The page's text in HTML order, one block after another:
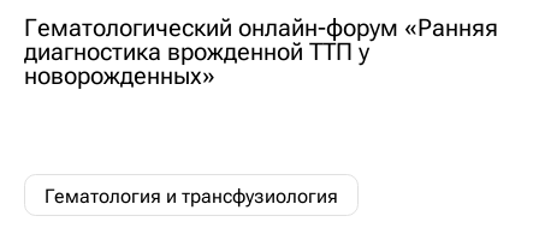
Гематологический онлайн-форум «Ранняя
диагностика врожденной ТТП у
новорожденных»
Гематология и трансфузиология